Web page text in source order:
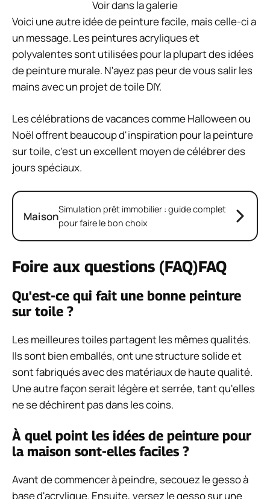
Oui, vous pouvez. Créez un mélange PVA avec du
gesso blanc ou du gel acrylique. Si vous voulez du
blanc, utilisez du gesso si vous voulez un fond blanc,
et utilisez un médium gel si vous voulez une couleur
carton marron comme base pour les couleurs que
carton est une peinture de palmier.
Dois-je mouiller ma toile avant de
peindre à l'acrylique ?
Un apprêt, ou gesso, prépare une surface pour la
peinture en ajoutant une légère texture à la surface
et en aidant l'acrylique à y adhérer. Une toile sans
gesso va s'imprégner de peinture. Une toile doit être
enduite de gesso avant d'être peinte.
Conclusion des idées de peinture
sur toile
La peinture sur toile est ouverte et gratuite. Il n'y a
pas de limites, à l'exception des limites de vos
capacités créatives et de votre toile. Avec l'art mural,
tout est permis.
peinture florale ou les peintures au coucher du soleil
ne nécessitent pas de compétences
peindre un ciel nocturne ou de peindre des